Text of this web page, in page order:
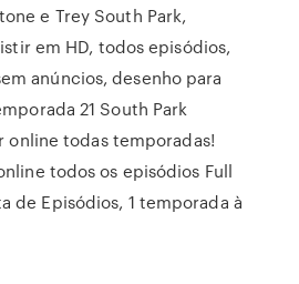
e Trey South Park,
em HD, todos episódios,
anúncios, desenho para
21 South Park
online todas temporadas!
todos os episódios Full
de Episódios, 1 temporada à